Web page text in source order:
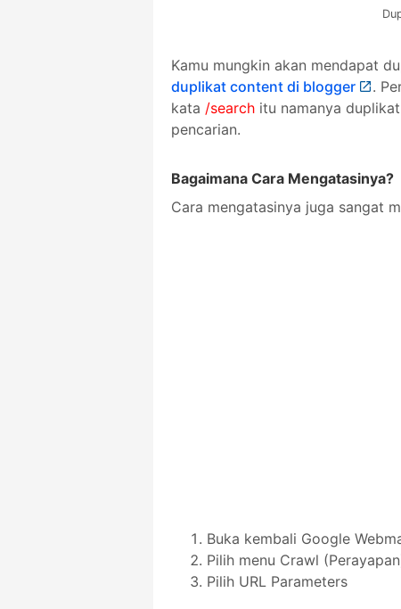
Kamu mungkin akan mendapat
duplikat content di blogger
.
kata /search itu namanya
pencarian.
Bagaimana Cara Mengatasinya?
Cara mengatasinya juga sangat
Buka kembali Google
Pilih menu Crawl
Pilih URL Parameters